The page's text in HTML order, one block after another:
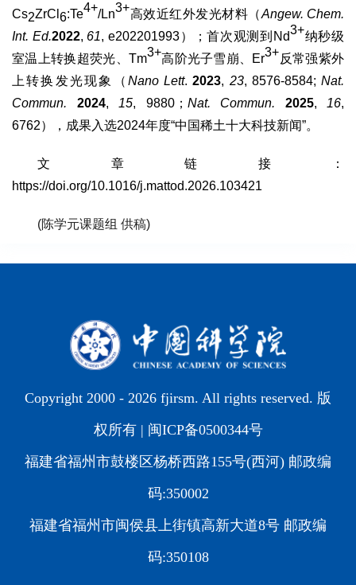
Cs2ZrCl 6:Te4+/Ln3+高效近红外发光材料（Angew. Chem.
Int. Ed.2022, 61, e202201993）；首次观测到Nd3+纳秒级
室温上转换超荧光、Tm3+高阶光子雪崩、Er3+反常强紫外
上转换发光现象（ Nano Lett.2023, 23, 8576-8584;Nat.
Commun. 2024, 15, 9880； Nat. Commun. 2025, 16,
6762），成果入选2024年度“中国稀土十大科技新闻”。
文章链接：
https://doi.org/10.1016/j.mattod.2026.103421
(陈学元课题组 供稿)
Copyright 2000 - 2026 fjirsm. All rights reserved. 版
权所有 | 闽ICP备0500344号
福建省福州市鼓楼区杨桥西路155号(西河) 邮政编
码:350002
福建省福州市闽侯县上街镇高新大道8号 邮政编
码:350108